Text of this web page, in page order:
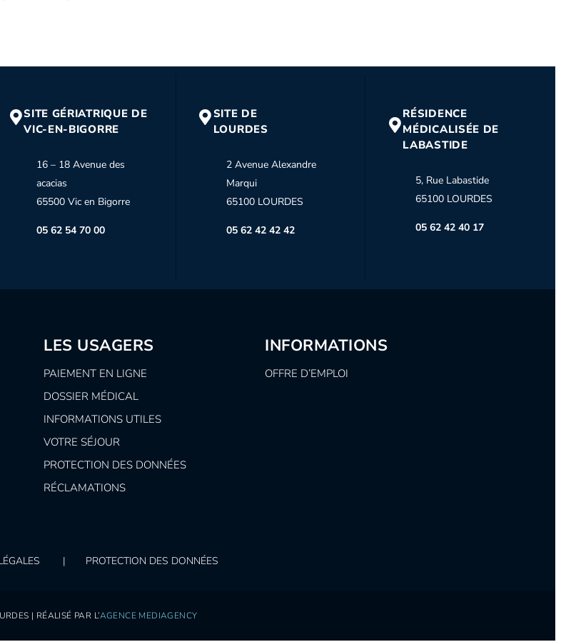
SITE GÉRIATRIQUE DE
VIC-EN-BIGORRE
16 – 18 Avenue des
acacias
65500 Vic en Bigorre
05 62 54 70 00
SITE DE
LOURDES
2 Avenue Alexandre
Marqui
65100 LOURDES
05 62 42 42 42
RÉSIDENCE
MÉDICALISÉE DE
LABASTIDE
5, Rue Labastide
65100 LOURDES
05 62 42 40 17
LES USAGERS
PAIEMENT EN LIGNE
DOSSIER MÉDICAL
INFORMATIONS UTILES
VOTRE SÉJOUR
PROTECTION DES DONNÉES
RÉCLAMATIONS
INFORMATIONS
OFFRE D’EMPLOI
| PROTECTION DES DONNÉES
| RÉALISÉ PAR L’AGENCE MEDIAGENCY